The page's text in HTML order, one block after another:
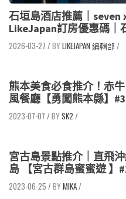
石垣島酒店推薦｜seven
LikeJapan訂房優惠碼｜
2026-03-27 / LIKEJAPAN 編輯部/
熊本美食必食推介！赤
風餐廳【勇闖熊本縣】#3
2023-07-07 / SK2 /
宮古島景點推介｜直飛
島 【宮古群島蜜蜜遊 】
2023-06-25 / MIKA/